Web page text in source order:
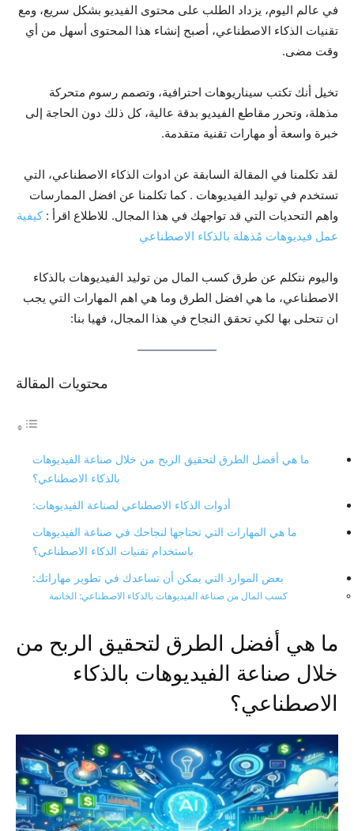
في عالم اليوم، يزداد الطلب على محتوى الفيديو بشكل سريع، ومع
تقنيات الذكاء الاصطناعي، أصبح إنشاء هذا المحتوى أسهل من أي
وقت مضى.
تخيل أنك تكتب سيناريوهات احترافية، وتصمم رسوم متحركة
مذهلة، وتحرر مقاطع الفيديو بدقة عالية، كل ذلك دون الحاجة إلى
خبرة واسعة أو مهارات تقنية متقدمة.
لقد تكلمنا في المقالة السابقة عن ادوات الذكاء الاصطناعي، التي
تستخدم في توليد الفيديوهات . كما تكلمنا عن افضل الممارسات
واهم التحديات التي قد تواجهك في هذا المجال. للاطلاع اقرأ :كيفية
عمل فيديوهات مُذهلة بالذكاء الاصطناعي
واليوم نتكلم عن طرق كسب المال من توليد الفيديوهات بالذكاء
الاصطناعي، ما هي افضل الطرق وما هي اهم المهارات التي يجب
ان تتحلى بها لكي تحقق النجاح في هذا المجال، فهيا بنا:
محتويات المقالة
ما هي أفضل الطرق لتحقيق الربح من خلال صناعة الفيديوهات
بالذكاء الاصطناعي؟
أدوات الذكاء الاصطناعي لصناعة الفيديوهات:
ما هي المهارات التي تحتاجها لنجاحك في صناعة الفيديوهات
باستخدام تقنيات الذكاء الاصطناعي؟
بعض الموارد التي يمكن أن تساعدك في تطوير مهاراتك:
كسب المال من صناعة الفيديوهات بالذكاء الاصطناعي: الخاتمة
ما هي أفضل الطرق لتحقيق الربح من
خلال صناعة الفيديوهات بالذكاء
الاصطناعي؟